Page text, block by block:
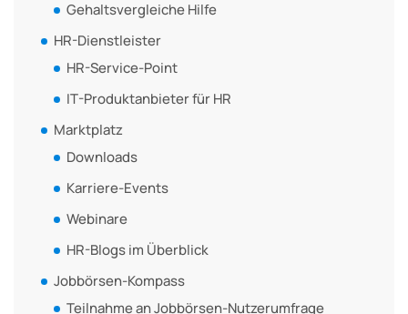
Gehaltsvergleiche Hilfe
HR-Dienstleister
HR-Service-Point
IT-Produktanbieter für HR
Marktplatz
Downloads
Karriere-Events
Webinare
HR-Blogs im Überblick
Jobbörsen-Kompass
Teilnahme an Jobbörsen-Nutzerumfrage